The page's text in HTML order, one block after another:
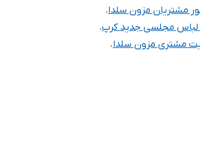
مشتریان مزون سلدا،
مجلسی جدید کرپ،
مشتری مزون سلدا،